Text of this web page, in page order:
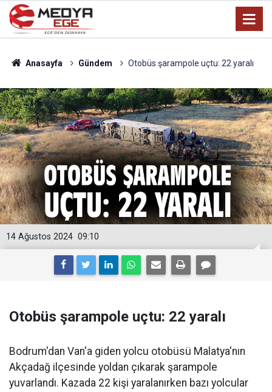
Anasayfa Gündem Otobüs şarampole uçtu: 22 yaralı
09:10
14 Ağustos 2024
Otobüs şarampole uçtu: 22 yaralı
Bodrum'dan Van'a giden yolcu otobüsü Malatya'nın
Akçadağ ilçesinde yoldan çıkarak şarampole
yuvarlandı. Kazada 22 kişi yaralanırken bazı yolcular